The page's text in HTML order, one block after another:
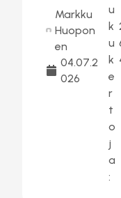
Markku
Huopon
en
04.07.2
026
u
k
u
k
e
r
t
o
j
a
: